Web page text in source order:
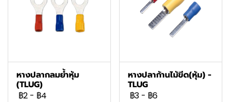
หางปลากลมย้ำหุ้ม
(TLUG)
฿2 - ฿4
หางปลาก้านไม้ขีด(หุ้ม) -
TLUG
฿3 - ฿6